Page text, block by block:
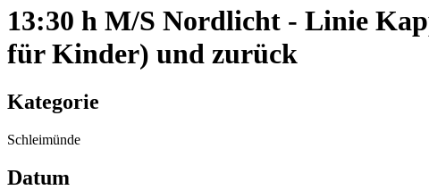
13:30 h M/S Nordlicht - Linie
für Kinder) und zurück
Kategorie
Schleimünde
Datum